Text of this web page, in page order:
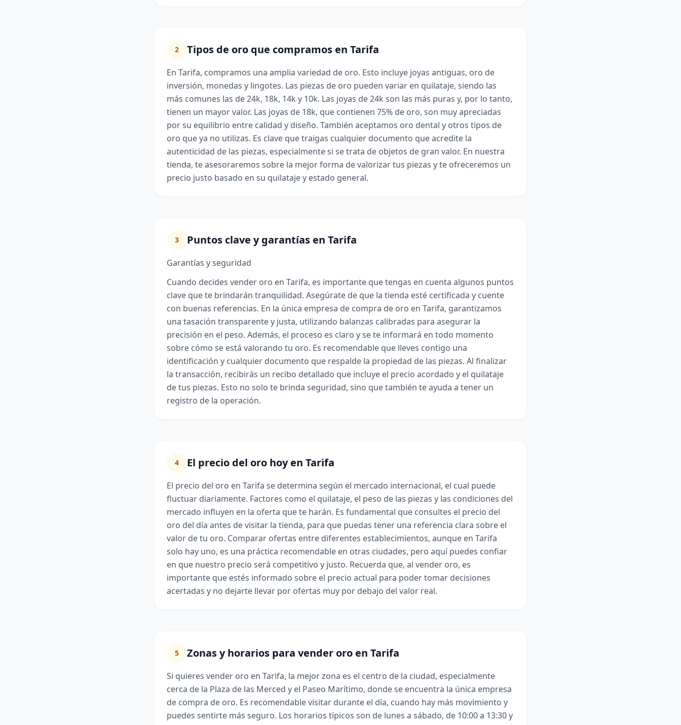
2 Tipos de oro que compramos en Tarifa
En Tarifa, compramos una amplia variedad de oro. Esto incluye joyas antiguas, oro de
inversión, monedas y lingotes. Las piezas de oro pueden variar en quilataje, siendo las
más comunes las de 24k, 18k, 14k y 10k. Las joyas de 24k son las más puras y, por lo tanto,
tienen un mayor valor. Las joyas de 18k, que contienen 75% de oro, son muy apreciadas
por su equilibrio entre calidad y diseño. También aceptamos oro dental y otros tipos de
oro que ya no utilizas. Es clave que traigas cualquier documento que acredite la
autenticidad de las piezas, especialmente si se trata de objetos de gran valor. En nuestra
tienda, te asesoraremos sobre la mejor forma de valorizar tus piezas y te ofreceremos un
precio justo basado en su quilataje y estado general.
3 Puntos clave y garantías en Tarifa
Garantías y seguridad
Cuando decides vender oro en Tarifa, es importante que tengas en cuenta algunos puntos
clave que te brindarán tranquilidad. Asegúrate de que la tienda esté certificada y cuente
con buenas referencias. En la única empresa de compra de oro en Tarifa, garantizamos
una tasación transparente y justa, utilizando balanzas calibradas para asegurar la
precisión en el peso. Además, el proceso es claro y se te informará en todo momento
sobre cómo se está valorando tu oro. Es recomendable que lleves contigo una
identificación y cualquier documento que respalde la propiedad de las piezas. Al finalizar
la transacción, recibirás un recibo detallado que incluye el precio acordado y el quilataje
de tus piezas. Esto no solo te brinda seguridad, sino que también te ayuda a tener un
registro de la operación.
4 El precio del oro hoy en Tarifa
El precio del oro en Tarifa se determina según el mercado internacional, el cual puede
fluctuar diariamente. Factores como el quilataje, el peso de las piezas y las condiciones del
mercado influyen en la oferta que te harán. Es fundamental que consultes el precio del
oro del día antes de visitar la tienda, para que puedas tener una referencia clara sobre el
valor de tu oro. Comparar ofertas entre diferentes establecimientos, aunque en Tarifa
solo hay uno, es una práctica recomendable en otras ciudades, pero aquí puedes confiar
en que nuestro precio será competitivo y justo. Recuerda que, al vender oro, es
importante que estés informado sobre el precio actual para poder tomar decisiones
acertadas y no dejarte llevar por ofertas muy por debajo del valor real.
5 Zonas y horarios para vender oro en Tarifa
Si quieres vender oro en Tarifa, la mejor zona es el centro de la ciudad, especialmente
cerca de la Plaza de las Merced y el Paseo Marítimo, donde se encuentra la única empresa
de compra de oro. Es recomendable visitar durante el día, cuando hay más movimiento y
puedes sentirte más seguro. Los horarios típicos son de lunes a sábado, de 10:00 a 13:30 y